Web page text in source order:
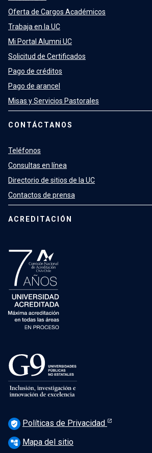
Oferta de Cargos Académicos
Trabaja en la UC
Mi Portal Alumni UC
Solicitud de Certificados
Pago de créditos
Pago de arancel
Misas y Servicios Pastorales
CONTÁCTANOS
Teléfonos
Consultas en línea
Directorio de sitios de la UC
Contactos de prensa
ACREDITACIÓN
verified_user Políticas de Privacidad
account_tree Mapa del sitio